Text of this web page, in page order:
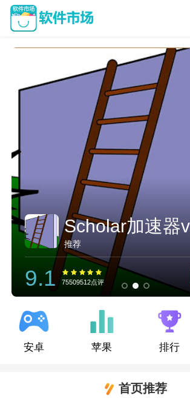
Scholar加速器
推荐
9.1 75509512点评
安卓 苹果 排行
首页推荐